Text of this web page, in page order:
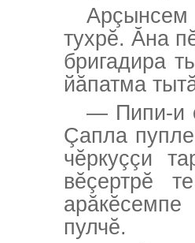
Арçынсем
тухрĕ. Ăна
бригадира
йăпатма
— Пипи-и
Çапла
чĕркуççи
вĕçертрĕ
пулчĕ.